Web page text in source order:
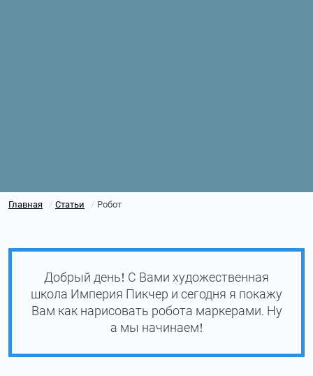
Главная / Статьи / Робот
Добрый день! С Вами художественная
школа Империя Пикчер и сегодня я покажу
Вам как нарисовать робота маркерами. Ну
а мы начинаем!